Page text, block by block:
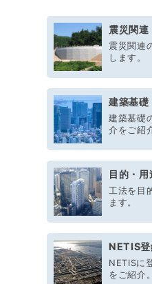
震災関連
震災関連
します。
建築基礎
建築基礎
介をご紹
目的・用
工法を目
ます。
NETIS
NETISに
をご紹介。